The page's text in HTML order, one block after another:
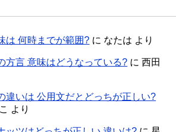
は 何時までが範囲? に なたは より
方言 意味はどうなっている? に 西田
違いは 公用文だとどっちが正しい?
より